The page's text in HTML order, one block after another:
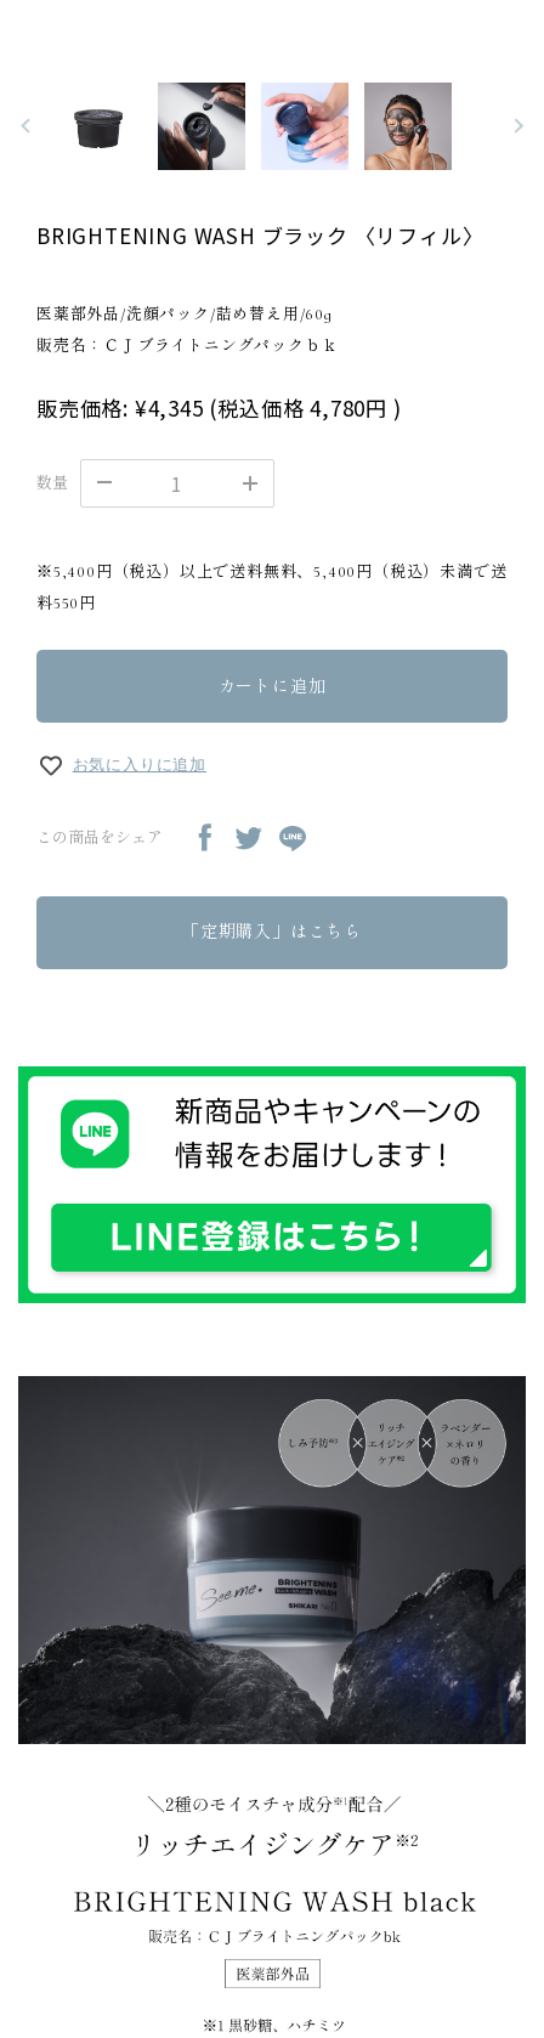
BRIGHTENING WASH ブラック 〈リフィル〉
医薬部外品/洗顔パック/詰め替え用/60g
販売名：ＣＪブライトニングパックｂｋ
販売価格: ¥4,345 (税込価格4,780円 )
数量
※5,400円（税込）以上で送料無料、5,400円（税込）未満で送
料550円
カートに追加
お気に入りに追加
この商品をシェア
「定期購入」はこちら